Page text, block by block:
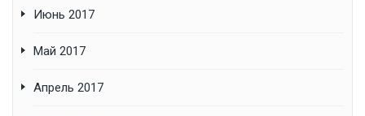
Июнь 2017
Май 2017
Апрель 2017